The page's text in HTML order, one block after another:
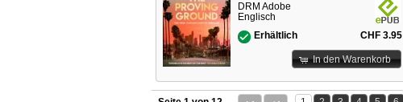
DRM Adobe
Englisch
Erhältlich
CHF 3.95
In den Warenkorb